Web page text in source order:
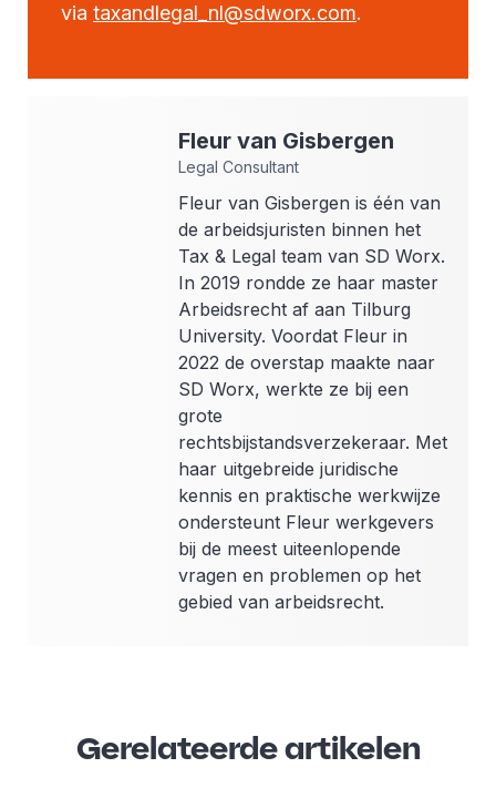
via taxandlegal_nl@sdworx.com.
Fleur van Gisbergen
Legal Consultant
Fleur van Gisbergen is één van
de arbeidsjuristen binnen het
Tax & Legal team van SD Worx.
In 2019 rondde ze haar master
Arbeidsrecht af aan Tilburg
University. Voordat Fleur in
2022 de overstap maakte naar
SD Worx, werkte ze bij een
grote
rechtsbijstandsverzekeraar. Met
haar uitgebreide juridische
kennis en praktische werkwijze
ondersteunt Fleur werkgevers
bij de meest uiteenlopende
vragen en problemen op het
gebied van arbeidsrecht.
Gerelateerde artikelen